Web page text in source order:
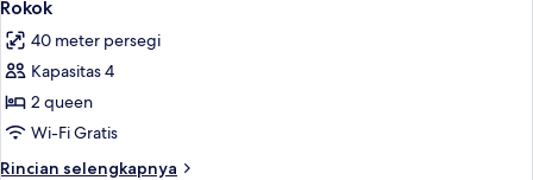
Rokok
akses
difabel,
Asap
Rokok
foto
untuk
Kamar,
2
Tempat
Tidur
Rokok
40 meter persegi
Kapasitas 4
2 queen
Wi-Fi Gratis
Rincian selengkapnya
Rincian